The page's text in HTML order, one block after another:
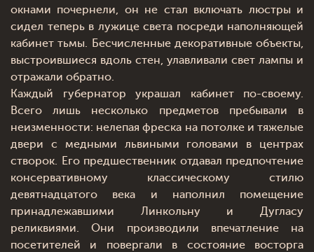
окнами почернели, он не стал включать люстры и
сидел теперь в лужице света посреди наполняющей
кабинет тьмы. Бесчисленные декоративные объекты,
выстроившиеся вдоль стен, улавливали свет лампы и
отражали обратно.
Каждый губернатор украшал кабинет по-своему.
Всего лишь несколько предметов пребывали в
неизменности: нелепая фреска на потолке и тяжелые
двери с медными львиными головами в центрах
створок. Его предшественник отдавал предпочтение
консервативному классическому стилю
девятнадцатого века и наполнил помещение
принадлежавшими Линкольну и Дугласу
реликвиями. Они производили впечатление на
посетителей и повергали в состояние восторга